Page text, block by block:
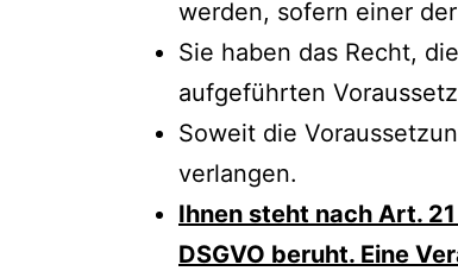
werden, sofern einer
Sie haben das Recht,
aufgeführten
Soweit die
verlangen.
Ihnen steht nach Art.
DSGVO beruht. Eine